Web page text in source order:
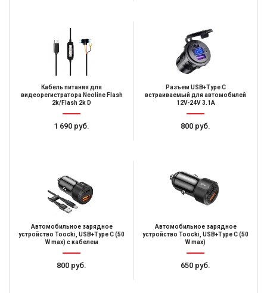
Кабель питания для
видеорегистратора Neoline Flash
2k/Flash 2k D
1 690 руб.
Разъем USB+Type C
встраиваемый для автомобилей
12V-24V 3.1A
800 руб.
Автомобильное зарядное
устройство Toocki, USB+Type C (50
W max) с кабелем
800 руб.
Автомобильное зарядное
устройство Toocki, USB+Type C (50
W max)
650 руб.